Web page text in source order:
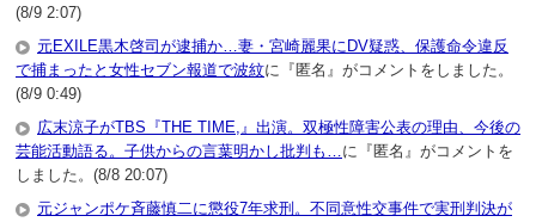
(8/9 2:07)
元EXILE黒木啓司が逮捕か…妻・宮崎麗果にDV疑惑、保護命令違反
で捕まったと女性セブン報道で波紋に『匿名』がコメントをしました。
(8/9 0:49)
広末涼子がTBS『THE TIME,』出演。双極性障害公表の理由、今後の
芸能活動語る。子供からの言葉明かし批判も…に『匿名』がコメントを
しました。(8/8 20:07)
元ジャンポケ斉藤慎二に懲役7年求刑。不同意性交事件で実刑判決が